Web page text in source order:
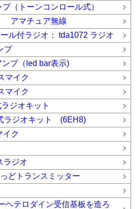
（トーンコンロール式）
アマチュア無線
ル付ラジオ： tda1072 ラジオ
プ
プ（led bar表示)
マイク
マイク
ジオキット
ラジオキット (6EH8)
イク
ラジオ
どトランスミッター
ヘテロダイン受信基板を造ろ